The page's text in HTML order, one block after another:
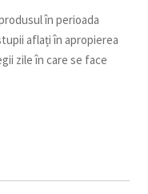
în perioada
aflați în apropierea
zile în care se face